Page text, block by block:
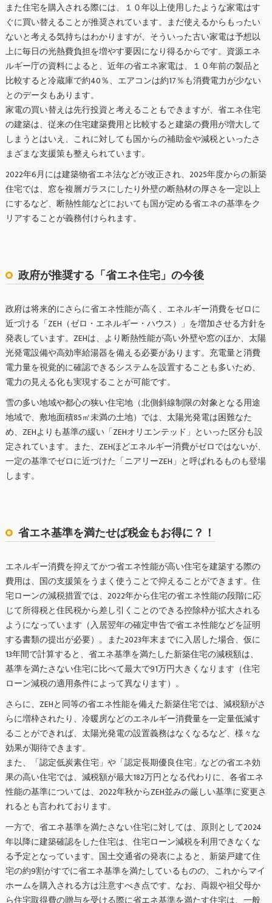
また住宅を購入される際には、１０年以上使用したような家電はす
ぐに買い替えることが推奨されています。まだ使えるからもったい
ないと考える気持ちはわかりますが、そういった古い家電は予想以
上に毎日の光熱費負担を増やす要因になり得るからです。資源エネ
ルギー庁の資料によると、近年の省エネ家電は、１０年前の製品と
比較すると冷蔵庫で約40％、エアコンは約17％も消費電力が少ない
とのデータもあります。
家電の買い替えは先行投資と考えることもできますが、省エネ住宅
の建築は、従来の住宅建築費用と比較すると建築の費用が増大して
しまうとはいえ、これに対しても国からの補助金や減税といったさ
まざまな支援策も整えられています。
2022年6月には建築物省エネ法などが改正され、2025年度からの新築
住宅では、窓を複層ガラスにしたり外壁の断熱材の厚さを一定以上
にするなど、断熱性能などにおいても国が定める省エネの基準をク
リアすることが義務付けられます。
政府が推奨する「省エネ住宅」の今後
政府は将来的にさらに省エネ性能が高く、エネルギー消費をゼロに
近づける「ZEH（ゼロ・エネルギー・ハウス）」を増加させる方針を
発表しています。ZEHは、より断熱性能が高い外壁や窓のほか、太陽
光発電設備や高効率給湯器を備える必要があります。充電量と消費
電力量を視覚的に確認できるシステムを設置することも多いため、
電力の見える化も実現することが可能です。
雪の多い地域や都心の狭い住宅地（北側斜線制限の対象となる用途
地域で、敷地面積85㎡未満の土地）では、太陽光発電は困難なた
め、ZEHよりも基準の緩い「ZEHオリエンテッド」といった区分も設
定されています。また、ZEHほどエネルギー消費がゼロではないが、
一定の基準でゼロに近づけた「ニアリーZEH」と呼ばれるものも登場
します。
省エネ基準を満たせば税金もお得に？！
エネルギー消費を抑えてかつ省エネ性能が高い住宅を建築する際の
費用は、国の支援策をうまく使うことで抑えることができます。住
宅ローンの減税措置では、2022年から住宅の省エネ性能の段階に応
じて所得税と住民税から差し引くことのできる控除枠が拡大される
ようになっています（入居翌年の確定申告で省エネ性能などを証明
する書類の提出が必要）。また2023年末までに入居した場合、仮に
13年間で計算すると、省エネ基準を満たした新築住宅の減税額は、
基準を満たさない住宅に比べて最大で91万円大きくなります（住宅
ローン減税の適用条件によって異なります）。
さらに、ZEHと同等の省エネ性能を備えた新築住宅では、減税額がさ
らに増枠されたり、冷暖房などのエネルギー消費量を一定量低減す
ることができれば、太陽光発電の設置義務はなくなるなど、様々な
効果が期待できます。
また、「認定低炭素住宅」や「認定長期優良住宅」などの省エネ効
果の高い住宅では、減税額が最大182万円となる代わりに、各省エネ
性能の基準については、2022年秋からZEH並みの厳しい基準に変更さ
れるとも言われております。
一方で、省エネ基準を満たさない住宅に対しては、原則として2024
年以降に建築確認をした住宅は、住宅ローン減税を利用できなくな
る予定となっています。国土交通省の発表によると、新築戸建て住
宅の約9割がすでに省エネ基準を満たしているものの、これからマイ
ホームを購入される方は注意すべき点です。なお、両親や祖父母か
ら住宅取得費の贈与を受ける際に省エネ基準を満たす住宅は、一般